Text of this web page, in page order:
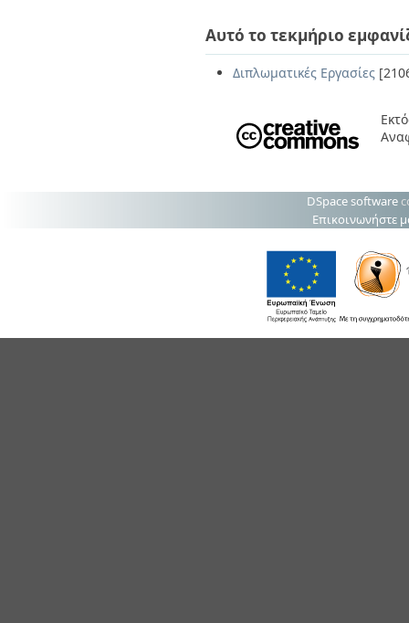
Αυτό το τεκμήριο
Διπλωματικές Εργασίες
DSpace software
Επικοινωνήστε